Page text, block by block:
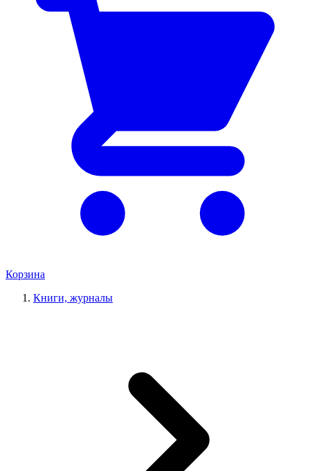
Корзина
Книги, журналы